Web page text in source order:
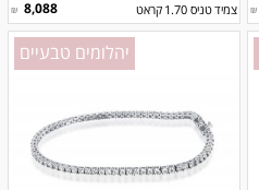
₪ צמיד טניס 1.70 קראט 8,088
₪
יהלומים טבעיים